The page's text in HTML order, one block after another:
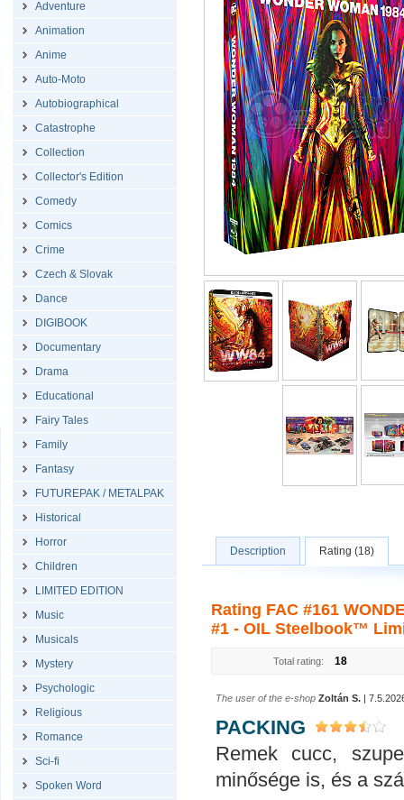
Adventure
Animation
Anime
Auto-Moto
Autobiographical
Catastrophe
Collection
Collector's Edition
Comedy
Comics
Crime
Czech & Slovak
Dance
DIGIBOOK
Documentary
Drama
Educational
Fairy Tales
Family
Fantasy
FUTUREPAK / METALPAK
Historical
Horror
Children
LIMITED EDITION
Music
Musicals
Mystery
Psychologic
Religious
Romance
Sci-fi
Spoken Word
Description Rating (18)
Rating FAC #161
#1 - OIL Steelbook™
Total rating: 18
The user of the e-shop Zoltán S. |
PACKING
Remek cucc,
minősége is, és a